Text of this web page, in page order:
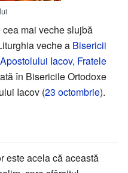
cea mai veche slujbă
veche a Bisericii
Apostolului Iacov, Fratele
în Bisericile Ortodoxe
Iacov (23 octombrie).
este acela că această